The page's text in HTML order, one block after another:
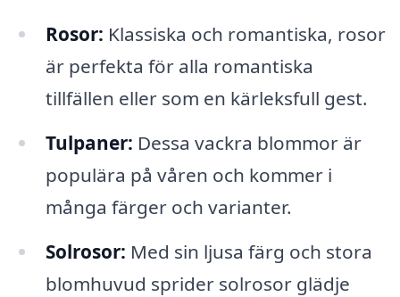
Rosor: Klassiska och romantiska, rosor
är perfekta för alla romantiska
tillfällen eller som en kärleksfull gest.
Tulpaner: Dessa vackra blommor är
populära på våren och kommer i
många färger och varianter.
Solrosor: Med sin ljusa färg och stora
blomhuvud sprider solrosor glädje